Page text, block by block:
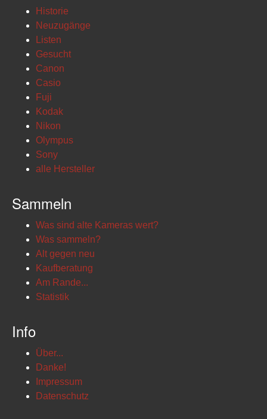
Historie
Neuzugänge
Listen
Gesucht
Canon
Casio
Fuji
Kodak
Nikon
Olympus
Sony
alle Hersteller
Sammeln
Was sind alte Kameras wert?
Was sammeln?
Alt gegen neu
Kaufberatung
Am Rande...
Statistik
Info
Über...
Danke!
Impressum
Datenschutz